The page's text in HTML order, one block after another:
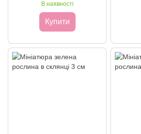
В наявності
Купити